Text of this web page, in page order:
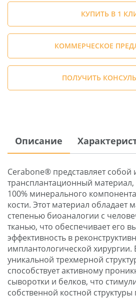
КУПИТЬ В 1
КОММЕРЧЕСКОЕ
ПОЛУЧИТЬ
Описание
Cerabone® представляет
трансплантационный
100% минерального
кости. Этот материал обладает
степенью биоаналогии с
тканью, что обеспечивает его
эффективность в
имплантологической хирургии.
уникальной трехмерной
способствует активному
сыворотки и белков, что
собственной костной структуры